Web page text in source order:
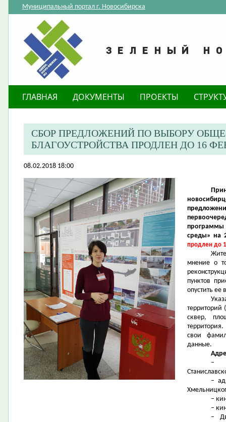
Муниципальный портал г. Новосибирска
ГЛАВНАЯ ДОКУМЕНТЫ ПРОЕКТЫ
СБОР ПРЕДЛОЖЕНИЙ ПО ВЫБОРУ
БЛАГОУСТРОЙСТВА ПРОДЛЕН ДО 16
08.02.2018 18:00
среды» на
продлен до
мнение о
пунктов
опустить
территорий
сквер,
свои
данные.
–
–
–
–
–